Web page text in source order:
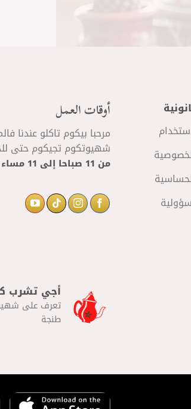
أوقات العمل
مرحبا بيكوم تاكلو عندنا
شهيوتكوم تجيكوم حتى
من 11 صباحا إلى
أجي تشرب
تعرف على
طنجة